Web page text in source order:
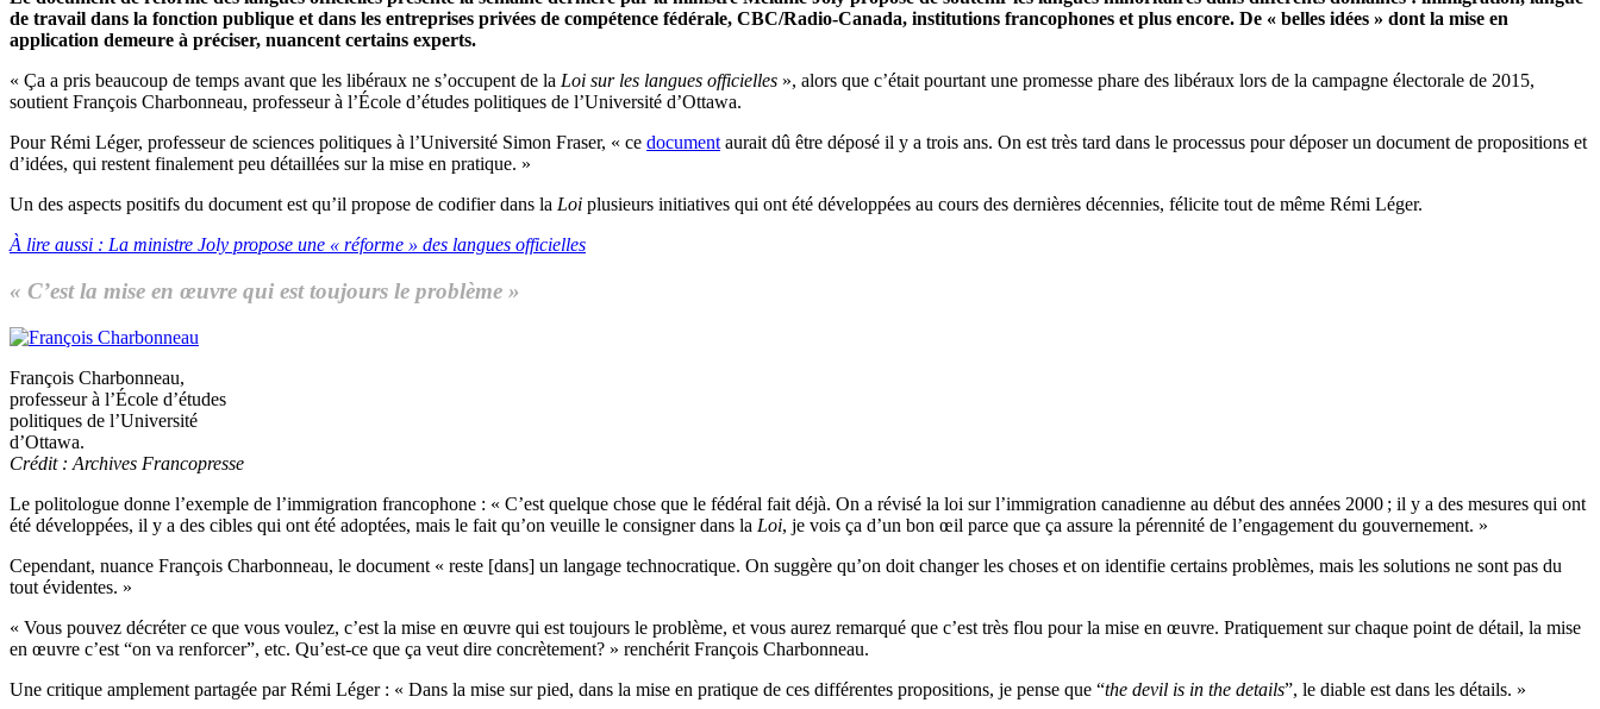
de travail dans la fonction publique et dans les entreprises privées de compétence fédérale, CBC/Radio-Canada, institutions francophones et plus encore. De « belles idées » dont la mise en
application demeure à préciser, nuancent certains experts.
« Ça a pris beaucoup de temps avant que les libéraux ne s’occupent de la Loi sur les langues officielles », alors que c’était pourtant une promesse phare des libéraux lors de la campagne électorale de 2015,
soutient François Charbonneau, professeur à l’École d’études politiques de l’Université d’Ottawa.
Pour Rémi Léger, professeur de sciences politiques à l’Université Simon Fraser, « ce document aurait dû être déposé il y a trois ans. On est très tard dans le processus pour déposer un document de propositions et
d’idées, qui restent finalement peu détaillées sur la mise en pratique. »
Un des aspects positifs du document est qu’il propose de codifier dans la Loi plusieurs initiatives qui ont été développées au cours des dernières décennies, félicite tout de même Rémi Léger.
À lire aussi : La ministre Joly propose une « réforme » des langues officielles
« C’est la mise en œuvre qui est toujours le problème »
François Charbonneau,
professeur à l’École d’études
politiques de l’Université
d’Ottawa.
Crédit : Archives Francopresse
Le politologue donne l’exemple de l’immigration francophone : « C’est quelque chose que le fédéral fait déjà. On a révisé la loi sur l’immigration canadienne au début des années 2000 ; il y a des mesures qui ont
été développées, il y a des cibles qui ont été adoptées, mais le fait qu’on veuille le consigner dans la Loi, je vois ça d’un bon œil parce que ça assure la pérennité de l’engagement du gouvernement. »
Cependant, nuance François Charbonneau, le document « reste [dans] un langage technocratique. On suggère qu’on doit changer les choses et on identifie certains problèmes, mais les solutions ne sont pas du
tout évidentes. »
« Vous pouvez décréter ce que vous voulez, c’est la mise en œuvre qui est toujours le problème, et vous aurez remarqué que c’est très flou pour la mise en œuvre. Pratiquement sur chaque point de détail, la mise
en œuvre c’est “on va renforcer”, etc. Qu’est-ce que ça veut dire concrètement? » renchérit François Charbonneau.
Une critique amplement partagée par Rémi Léger : « Dans la mise sur pied, dans la mise en pratique de ces différentes propositions, je pense que “the devil is in the details”, le diable est dans les détails. »